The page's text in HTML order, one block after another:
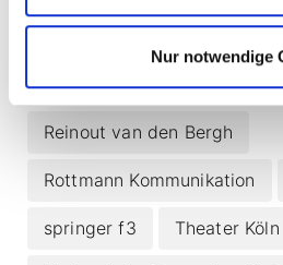
Nur notwendige
Montag Stiftungen MWK
Reinout van den Bergh
Rottmann Kommunikation
springer f3 Theater Köln